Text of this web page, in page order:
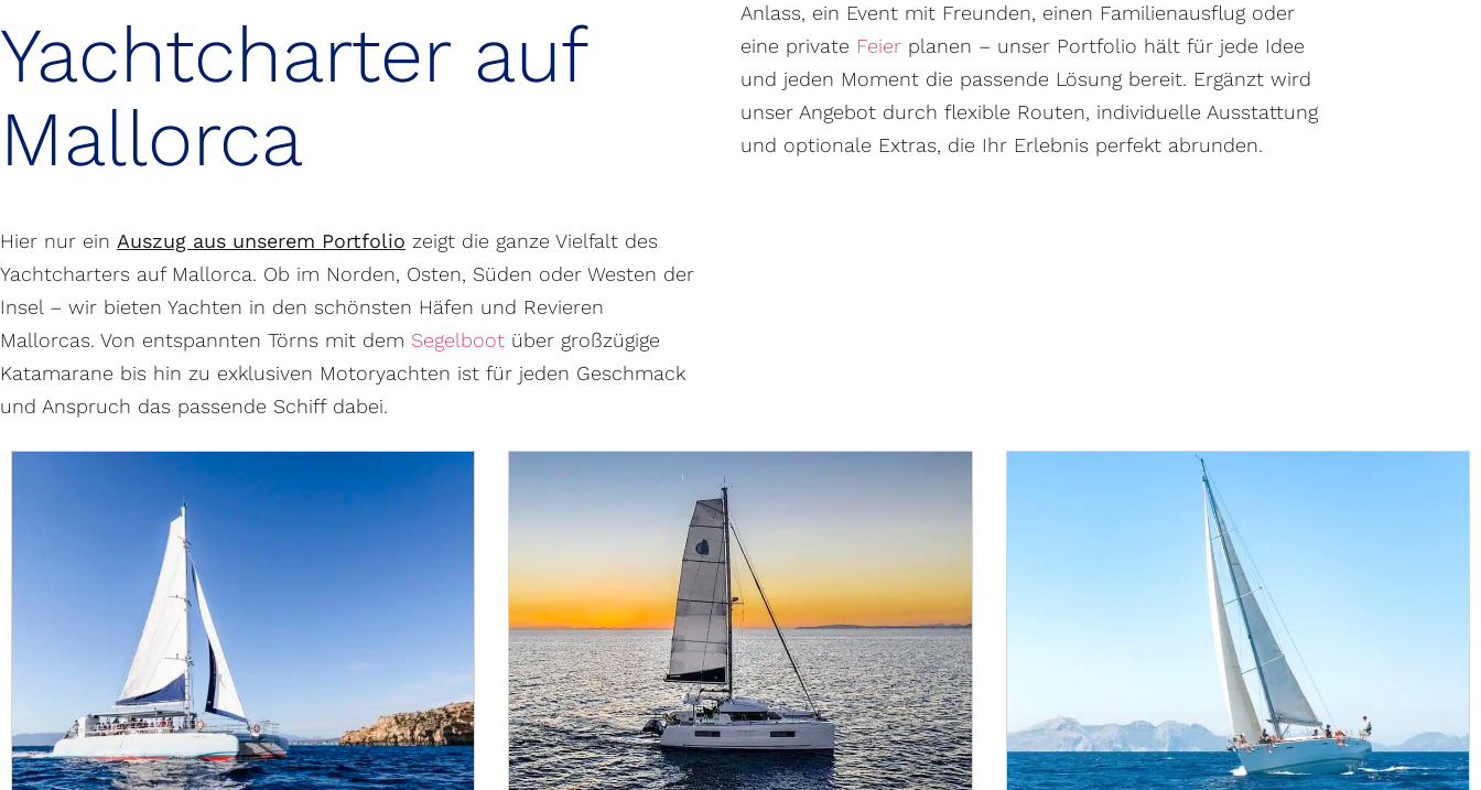
Yachtcharter auf
Mallorca
Hier nur ein Auszug aus unserem Portfolio zeigt die ganze Vielfalt des
Yachtcharters auf Mallorca. Ob im Norden, Osten, Süden oder Westen der
Insel – wir bieten Yachten in den schönsten Häfen und Revieren
Mallorcas. Von entspannten Törns mit dem Segelboot über großzügige
Katamarane bis hin zu exklusiven Motoryachten ist für jeden Geschmack
und Anspruch das passende Schiff dabei.
Anlass, ein Event mit Freunden, einen Familienausflug oder
eine private Feier planen – unser Portfolio hält für jede Idee
und jeden Moment die passende Lösung bereit. Ergänzt wird
unser Angebot durch flexible Routen, individuelle Ausstattung
und optionale Extras, die Ihr Erlebnis perfekt abrunden.